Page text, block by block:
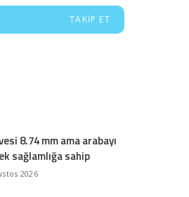
TAKIP ET
8.74 mm ama arabayı
sağlamlığa sahip
2026